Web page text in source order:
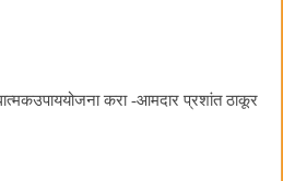
करा -आमदार प्रशांत ठाकूर